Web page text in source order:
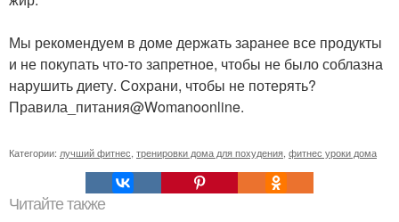
Мы рекомендуем в доме держать заранее все продукты
и не покупать что-то запретное, чтобы не было соблазна
нарушить диету. Сохрани, чтобы не потерять?
Правила_питания@Womanoonline.
Категории: лучший фитнес тренировки дома для похудения фитнес уроки дома
Читайте также